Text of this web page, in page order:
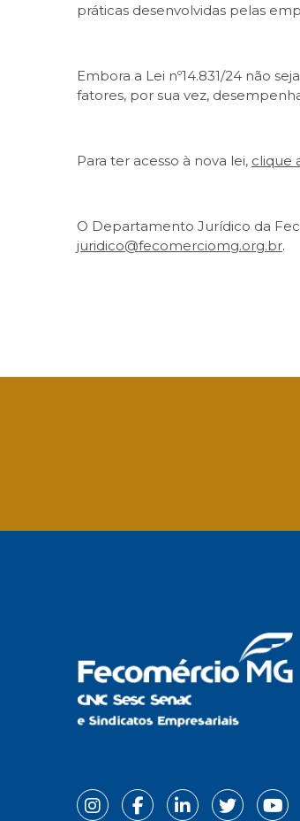
práticas desenvolvidas pelas
Embora a Lei nº14.831/24 não
fatores, por sua vez,
Para ter acesso à nova lei, clique
O Departamento Jurídico da
juridico@fecomerciomg.org.br.